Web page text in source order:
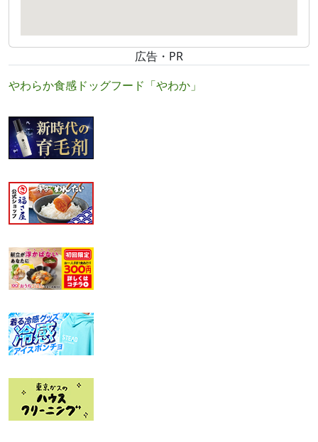
広告・PR
やわらか食感ドッグフード「やわか」